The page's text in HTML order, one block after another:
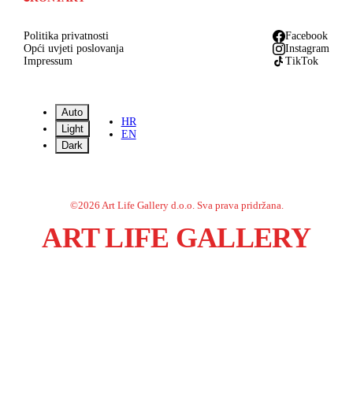
Politika privatnosti
Opći uvjeti poslovanja
Impressum
Facebook
Instagram
TikTok
Auto
Light
Dark
HR
EN
©2026 Art Life Gallery d.o.o. Sva prava pridržana.
ART LIFE GALLERY